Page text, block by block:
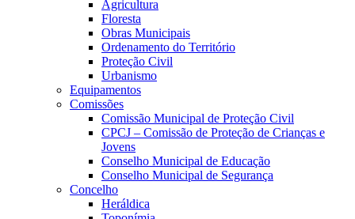
Agricultura
Floresta
Obras Municipais
Ordenamento do Território
Proteção Civil
Urbanismo
Equipamentos
Comissões
Comissão Municipal de Proteção Civil
CPCJ – Comissão de Proteção de Crianças e
Jovens
Conselho Municipal de Educação
Conselho Municipal de Segurança
Concelho
Heráldica